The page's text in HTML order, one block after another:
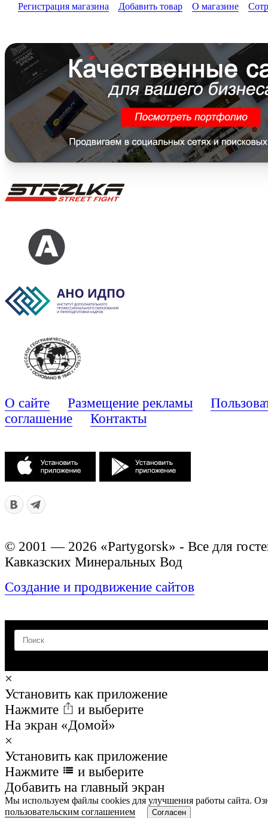
Регистрация магазина Добавить товар О магазине
О сайте Размещение рекламы
соглашение
Контакты
© 2001 — 2026 «Partygorsk» - Все для
Кавказских Минеральных Вод
Создание и продвижение сайтов
×
Установить как приложение
Нажмите
и выберите
На экран «Домой»
×
Установить как приложение
Нажмите
и выберите
Добавить на главный экран
Мы используем файлы cookies для улучшения работы сайта.
пользовательским соглашением
Согласен